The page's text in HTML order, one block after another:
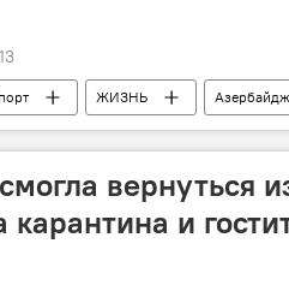
ЖИЗНЬ
вернуться
карантина и